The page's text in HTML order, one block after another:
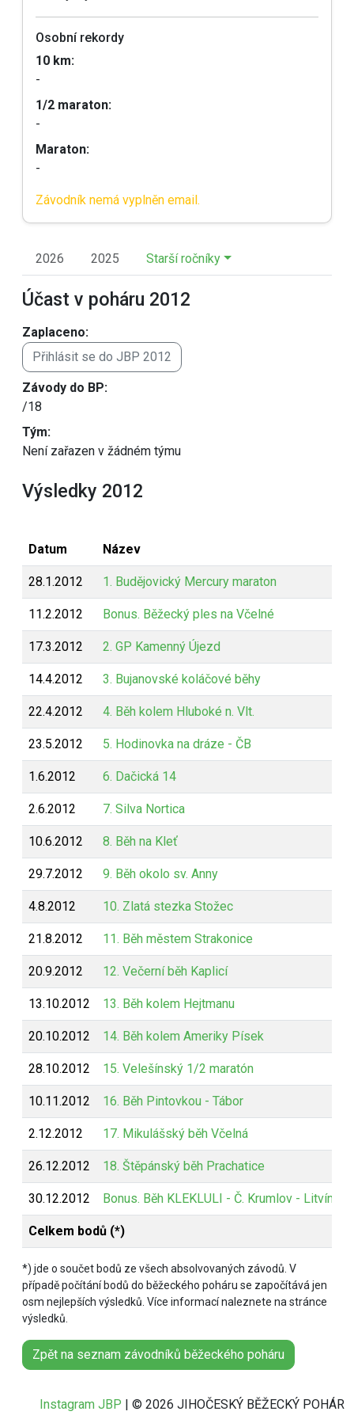
Osobní rekordy
10 km:
-
1/2 maraton:
-
Maraton:
-
Závodník nemá vyplněn email.
2026 2025 Starší ročníky
Účast v poháru 2012
Zaplaceno:
Přihlásit se do JBP 2012
Závody do BP:
/18
Tým:
Není zařazen v žádném týmu
Výsledky 2012
Datum Název
28.1.2012 1. Budějovický Mercury maraton
11.2.2012 Bonus. Běžecký ples na Včelné
17.3.2012 2. GP Kamenný Újezd
14.4.2012 3. Bujanovské koláčové běhy
22.4.2012 4. Běh kolem Hluboké n. Vlt.
23.5.2012 5. Hodinovka na dráze - ČB
1.6.2012 6. Dačická 14
2.6.2012 7. Silva Nortica
10.6.2012 8. Běh na Kleť
29.7.2012 9. Běh okolo sv. Anny
4.8.2012 10. Zlatá stezka Stožec
21.8.2012 11. Běh městem Strakonice
20.9.2012 12. Večerní běh Kaplicí
13.10.2012 13. Běh kolem Hejtmanu
20.10.2012 14. Běh kolem Ameriky Písek
28.10.2012 15. Velešínský 1/2 maratón
10.11.2012 16. Běh Pintovkou - Tábor
2.12.2012 17. Mikulášský běh Včelná
26.12.2012 18. Štěpánský běh Prachatice
30.12.2012 Bonus. Běh KLEKLULI - Č. Krumlov -
Celkem bodů (*)
*) jde o součet bodů ze všech absolvovaných závodů. V
případě počítání bodů do běžeckého poháru se započítává jen
osm nejlepších výsledků. Více informací naleznete na stránce
výsledků.
Zpět na seznam závodníků běžeckého poháru
Instagram JBP | © 2026 JIHOČESKÝ BĚŽECKÝ POHÁR